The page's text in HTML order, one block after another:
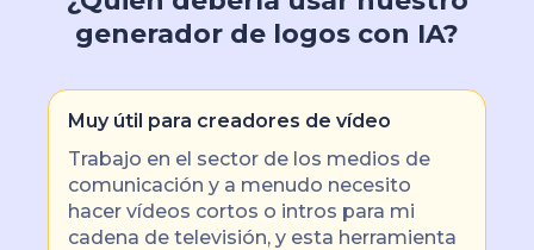
generador de logos con IA?
Muy útil para creadores de vídeo
Trabajo en el sector de los medios de
comunicación y a menudo necesito
hacer vídeos cortos o intros para mi
cadena de televisión, y esta herramienta